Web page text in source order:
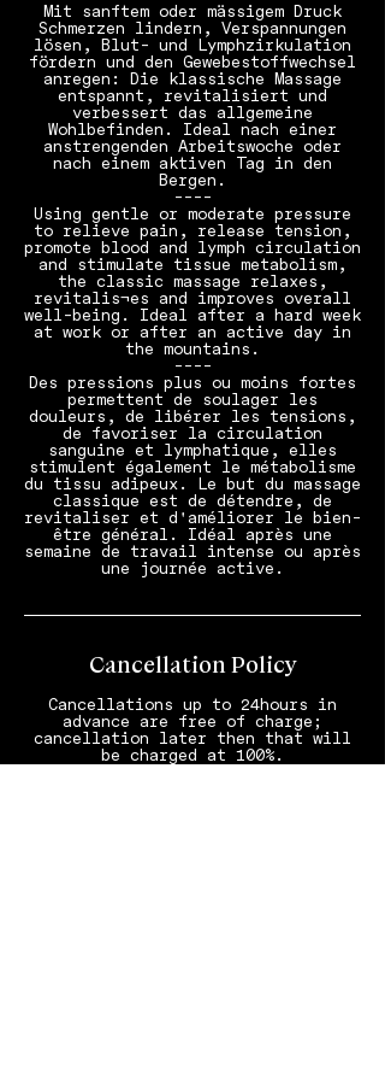
Mit sanftem oder mässigem Druck
Schmerzen lindern, Verspannungen
lösen, Blut- und Lymphzirkulation
fördern und den Gewebestoffwechsel
anregen: Die klassische Massage
entspannt, revitalisiert und
verbessert das allgemeine
Wohlbefinden. Ideal nach einer
anstrengenden Arbeitswoche oder
nach einem aktiven Tag in den
Bergen.
----
Using gentle or moderate pressure
to relieve pain, release tension,
promote blood and lymph circulation
and stimulate tissue metabolism,
the classic massage relaxes,
revitalis¬es and improves overall
well-being. Ideal after a hard week
at work or after an active day in
the mountains.
----
Des pressions plus ou moins fortes
permettent de soulager les
douleurs, de libérer les tensions,
de favoriser la circulation
sanguine et lymphatique, elles
stimulent également le métabolisme
du tissu adipeux. Le but du massage
classique est de détendre, de
revitaliser et d'améliorer le bien-
être général. Idéal après une
semaine de travail intense ou après
une journée active.
Cancellation Policy
Cancellations up to 24hours in
advance are free of charge;
cancellation later then that will
be charged at 100%.